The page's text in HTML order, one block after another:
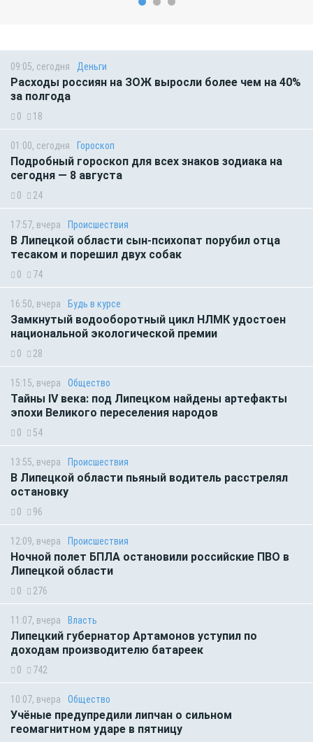
09:05, сегодня Деньги
Расходы россиян на ЗОЖ выросли более чем на 40%
за полгода
0 18
01:00, сегодня Гороскоп
Подробный гороскоп для всех знаков зодиака на
сегодня — 8 августа
0 24
17:57, вчера Происшествия
В Липецкой области сын-психопат порубил отца
тесаком и порешил двух собак
0 74
16:50, вчера Будь в курсе
Замкнутый водооборотный цикл НЛМК удостоен
национальной экологической премии
0 28
15:15, вчера Общество
Тайны IV века: под Липецком найдены артефакты
эпохи Великого переселения народов
0 54
13:55, вчера Происшествия
В Липецкой области пьяный водитель расстрелял
остановку
0 96
12:09, вчера Происшествия
Ночной полет БПЛА остановили российские ПВО в
Липецкой области
0 276
11:07, вчера Власть
Липецкий губернатор Артамонов уступил по
доходам производителю батареек
0 742
10:07, вчера Общество
Учёные предупредили липчан о сильном
геомагнитном ударе в пятницу